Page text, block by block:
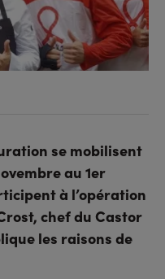
se mobilisent
au 1er
à l’opération
chef du Castor
les raisons de